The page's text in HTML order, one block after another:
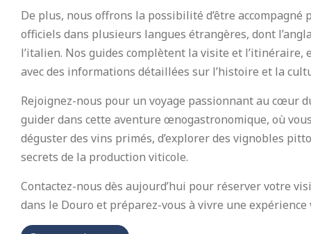
De plus, nous offrons la possibilité d’être accompagné
officiels dans plusieurs langues étrangères, dont
l’italien. Nos guides complètent la visite et l’itinéraire,
avec des informations détaillées sur l’histoire et la
Rejoignez-nous pour un voyage passionnant au cœur
guider dans cette aventure œnogastronomique, où vous
déguster des vins primés, d’explorer des vignobles
secrets de la production viticole.
Contactez-nous dès aujourd’hui pour réserver votre
dans le Douro et préparez-vous à vivre une